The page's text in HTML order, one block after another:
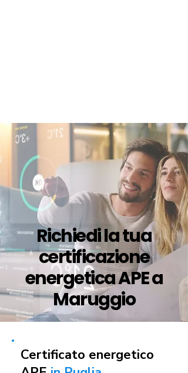
Richiedi la tua
certificazione
energetica APE a
Maruggio
Certificato energetico